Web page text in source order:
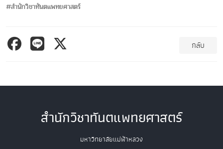
#สำนักวิชาทันตแพทยศาสตร์
กลับ
สำนักวิชาทันตแพทยศาสตร์
มหาวิทยาลัยแม่ฟ้าหลวง